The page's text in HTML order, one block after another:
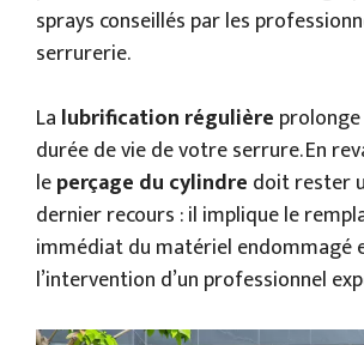
sprays conseillés par les
serrurerie.
La lubrification régulière
durée de vie de votre serrure. En
leperçage du cylindre doit rester
dernier recours : il implique le
immédiat du matériel endommagé
l’intervention d’un professionnel